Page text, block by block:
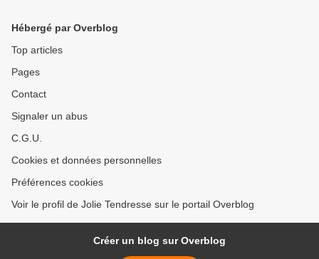
Hébergé par Overblog
Top articles
Pages
Contact
Signaler un abus
C.G.U.
Cookies et données personnelles
Préférences cookies
Voir le profil de Jolie Tendresse sur le portail Overblog
Créer un blog sur Overblog